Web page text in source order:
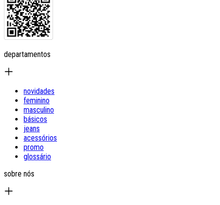
departamentos
novidades
feminino
masculino
básicos
jeans
acessórios
promo
glossário
sobre nós